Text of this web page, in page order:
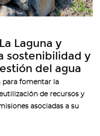
Laguna y
sostenibilidad y
del agua
para fomentar la
de recursos y
asociadas a su